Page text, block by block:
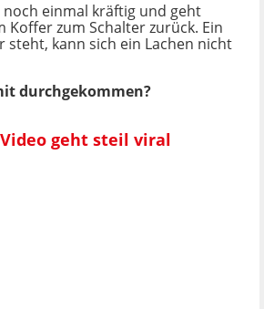
einmal kräftig und geht
zum Schalter zurück. Ein
steht, kann sich ein Lachen nicht
durchgekommen?
geht steil viral